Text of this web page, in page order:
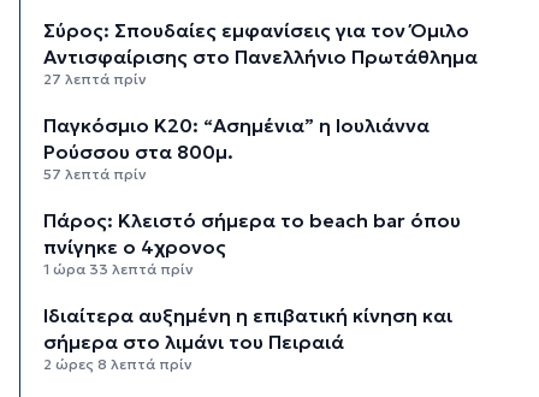
Σύρος: Σπουδαίες εμφανίσεις για τον Όμιλο
Αντισφαίρισης στο Πανελλήνιο Πρωτάθλημα
27 λεπτά πρίν
Παγκόσμιο Κ20: “Ασημένια” η Ιουλιάννα
Ρούσσου στα 800μ.
57 λεπτά πρίν
Πάρος: Κλειστό σήμερα το beach bar όπου
πνίγηκε ο 4χρονος
1 ώρα 33 λεπτά πρίν
Ιδιαίτερα αυξημένη η επιβατική κίνηση και
σήμερα στο λιμάνι του Πειραιά
2 ώρες 8 λεπτά πρίν